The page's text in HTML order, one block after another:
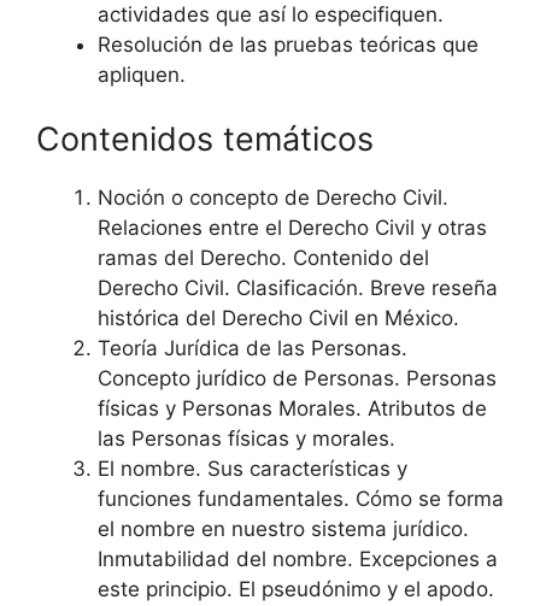
actividades que así lo especifiquen.
Resolución de las pruebas teóricas que
apliquen.
Contenidos temáticos
Noción o concepto de Derecho Civil.
Relaciones entre el Derecho Civil y otras
ramas del Derecho. Contenido del
Derecho Civil. Clasificación. Breve reseña
histórica del Derecho Civil en México.
Teoría Jurídica de las Personas.
Concepto jurídico de Personas. Personas
físicas y Personas Morales. Atributos de
las Personas físicas y morales.
El nombre. Sus características y
funciones fundamentales. Cómo se forma
el nombre en nuestro sistema jurídico.
Inmutabilidad del nombre. Excepciones a
este principio. El pseudónimo y el apodo.